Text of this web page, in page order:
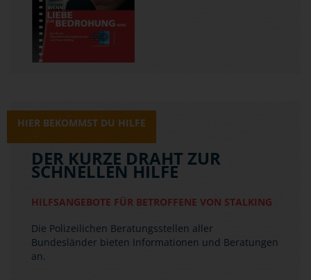
HIER BEKOMMST DU HILFE
DER KURZE DRAHT ZUR
SCHNELLEN HILFE
HILFSANGEBOTE FÜR BETROFFENE VON STALKING
Die Polizeilichen Beratungsstellen aller
Bundesländer bieten Informationen und Beratungen
an.